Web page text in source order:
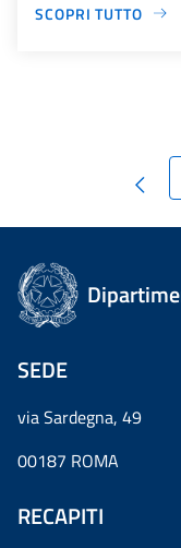
SCOPRI TUTTO
SEDE
via Sardegna, 49
00187 ROMA
RECAPITI